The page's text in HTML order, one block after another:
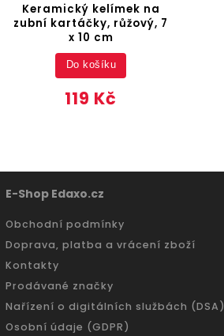
Keramický kelímek na
zubní kartáčky, růžový, 7
x 10 cm
119 Kč
Do košíku
E-Shop Edaxo.cz
Obchodní podmínky
Doprava, platba a vrácení zboží
Kontakty
Prodávané značky
Nařízení o digitálních službách (DSA)
Osobní údaje (GDPR)